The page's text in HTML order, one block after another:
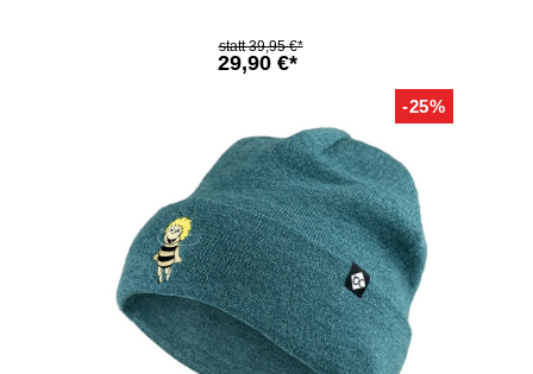
29,90 €*
39,95 €*
-25%